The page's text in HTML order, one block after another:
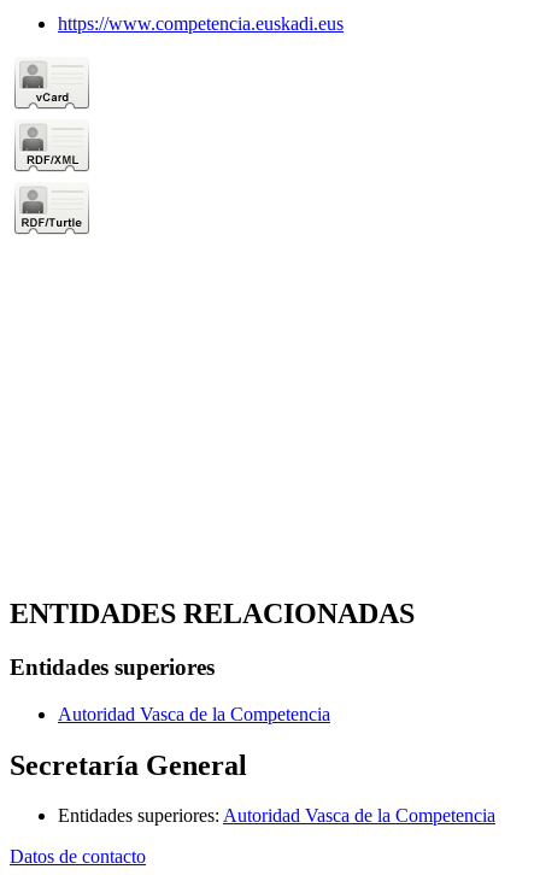
https://www.competencia.euskadi.eus
ENTIDADES RELACIONADAS
Entidades superiores
Autoridad Vasca de la Competencia
Secretaría General
Entidades superiores: Autoridad Vasca de la Competencia
Datos de contacto